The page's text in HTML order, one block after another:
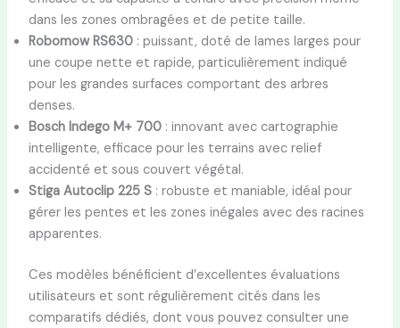
dans les zones ombragées et de petite taille.
Robomow RS630: puissant, doté de lames larges pour
une coupe nette et rapide, particulièrement indiqué
pour les grandes surfaces comportant des arbres
denses.
Bosch Indego M+ 700: innovant avec cartographie
intelligente, efficace pour les terrains avec relief
accidenté et sous couvert végétal.
Stiga Autoclip 225 S: robuste et maniable, idéal pour
gérer les pentes et les zones inégales avec des racines
apparentes.
Ces modèles bénéficient d’excellentes évaluations
utilisateurs et sont régulièrement cités dans les
comparatifs dédiés, dont vous pouvez consulter une